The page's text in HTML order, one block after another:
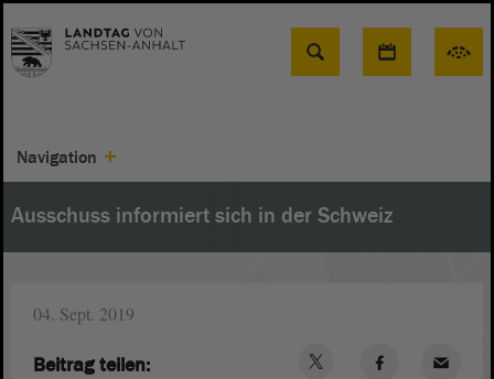
Suche
Navigation
Ausschuss informiert sich in der Schweiz
04. Sept. 2019
Beitrag teilen: